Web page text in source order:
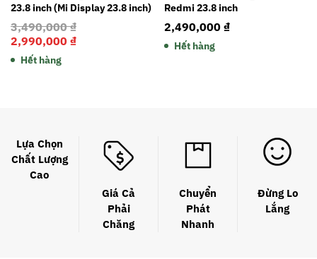
23.8 inch (Mi Display 23.8 inch)
3,490,000₫
2,990,000 ₫
Hết hàng
Redmi 23.8 inch
2,490,000 ₫
Hết hàng
Lựa Chọn
Chất Lượng
Cao
Giá Cả
Phải
Chăng
Chuyển
Phát
Nhanh
Đừng Lo
Lắng